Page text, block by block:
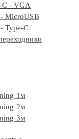
C - VGA
MicroUSB
Type-C
1м
2м
3м